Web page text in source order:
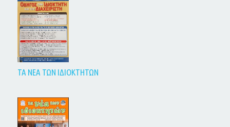
ΤΑ ΝΕΑ ΤΩΝ ΙΔΙΟΚΤΗΤΩΝ